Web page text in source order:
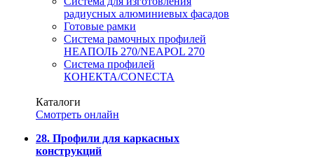
радиусных алюминиевых фасадов
Готовые рамки
Система рамочных профилей
НЕАПОЛЬ 270/NEAPOL 270
Система профилей
КОНЕКТА/CONECTA
Каталоги
Смотреть онлайн
28. Профили для каркасных
конструкций